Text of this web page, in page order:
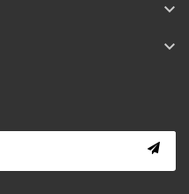

